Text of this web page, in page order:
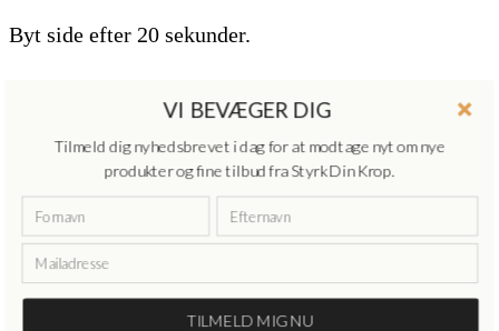
Byt side efter 20 sekunder.
VI BEVÆGER DIG
Tilmeld dig nyhedsbrevet i dag for at modtage nyt om nye
produkter og fine tilbud fra Styrk Din Krop.
TILMELD MIG NU